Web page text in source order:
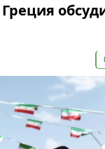
Греция